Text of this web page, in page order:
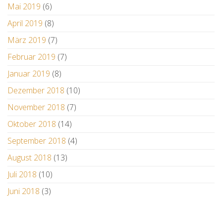
Mai 2019 (6)
April 2019 (8)
März 2019 (7)
Februar 2019 (7)
Januar 2019 (8)
Dezember 2018 (10)
November 2018 (7)
Oktober 2018 (14)
September 2018 (4)
August 2018 (13)
Juli 2018 (10)
Juni 2018 (3)